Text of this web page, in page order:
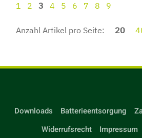
1 2 3 4 5 6 7 8 9
Anzahl Artikel pro Seite: 20
Downloads Batterieentsorgung
Widerrufsrecht
Impressum